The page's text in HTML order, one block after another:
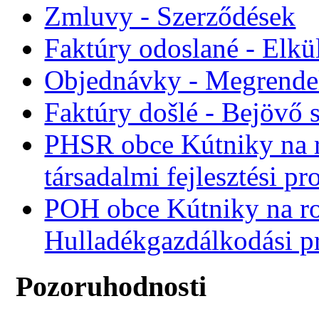
Zmluvy - Szerződések
Faktúry odoslané -
Objednávky -
Faktúry došlé - Bejövő
PHSR obce Kútniky na
társadalmi fejlesztési
POH obce Kútniky na
Hulladékgazdálkodási
Pozoruhodnosti